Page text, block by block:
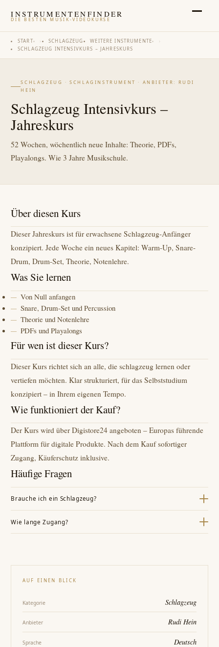
INSTRUMENTENFINDER
DIE BESTEN MUSIK-VIDEOKURSE
START › SCHLAGZEUG WEITERE INSTRUMENTE
›
SCHLAGZEUG INTENSIVKURS – JAHRESKURS
SCHLAGZEUG · SCHLAGINSTRUMENT · ANBIETER: RUDI
HEIN
Schlagzeug Intensivkurs –
Jahreskurs
52 Wochen, wöchentlich neue Inhalte: Theorie, PDFs,
Playalongs. Wie 3 Jahre Musikschule.
Über diesen Kurs
Dieser Jahreskurs ist für erwachsene Schlagzeug-Anfänger
konzipiert. Jede Woche ein neues Kapitel: Warm-Up, Snare-
Drum, Drum-Set, Theorie, Notenlehre.
Was Sie lernen
Von Null anfangen
Snare, Drum-Set und Percussion
Theorie und Notenlehre
PDFs und Playalongs
Für wen ist dieser Kurs?
Dieser Kurs richtet sich an alle, die schlagzeug lernen oder
vertiefen möchten. Klar strukturiert, für das Selbststudium
konzipiert – in Ihrem eigenen Tempo.
Wie funktioniert der Kauf?
Der Kurs wird über Digistore24 angeboten – Europas führende
Plattform für digitale Produkte. Nach dem Kauf sofortiger
Zugang, Käuferschutz inklusive.
Häufige Fragen
Brauche ich ein Schlagzeug?
Wie lange Zugang?
AUF EINEN BLICK
Kategorie Schlagzeug
Anbieter Rudi Hein
Sprache Deutsch